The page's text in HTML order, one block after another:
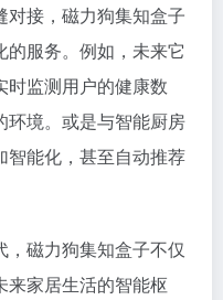
接，磁力狗集知盒子
服务。例如，未来它
时监测用户的健康数
环境。或是与智能厨房
智能化，甚至自动推荐
磁力狗集知盒子不仅
来家居生活的智能枢